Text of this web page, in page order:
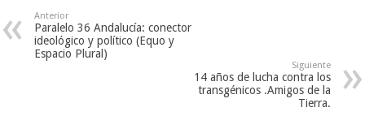
Anterior
Paralelo 36 Andalucía: conector
ideológico y político (Equo y
Espacio Plural)
Siguiente
14 años de lucha contra los
transgénicos .Amigos de la
Tierra.